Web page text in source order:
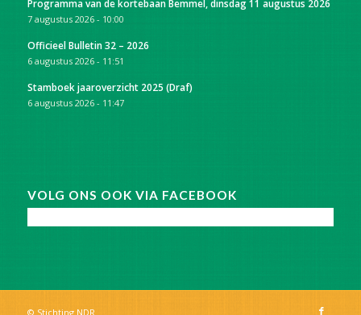
Programma van de kortebaan Bemmel, dinsdag 11 augustus 2026
7 augustus 2026 - 10:00
Officieel Bulletin 32 – 2026
6 augustus 2026 - 11:51
Stamboek jaaroverzicht 2025 (Draf)
6 augustus 2026 - 11:47
VOLG ONS OOK VIA FACEBOOK
© Stichting NDR